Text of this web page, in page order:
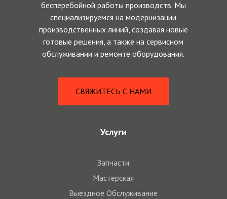
бесперебойной работы производств. Мы
специализируемся на модернизации
производственных линий, создавая новые
готовые решения, а также на сервисном
обслуживании и ремонте оборудования.
СВЯЖИТЕСЬ С НАМИ
Услуги
Запчасти
Мастерская
Выездное Обслуживание